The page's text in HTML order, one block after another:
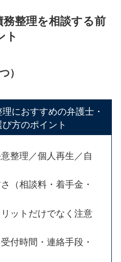
整理を相談する前
ト
）
におすすめの弁護士・
方のポイント
整理／個人再生／自
（相談料・着手金・
ットだけでなく注意
付時間・連絡手段・